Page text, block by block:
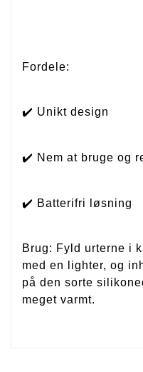
Fordele:
✔️ Unikt design
✔️ Nem at bruge og
✔️ Batterifri løsning
Brug: Fyld urterne i
med en lighter, og
på den sorte
meget varmt.